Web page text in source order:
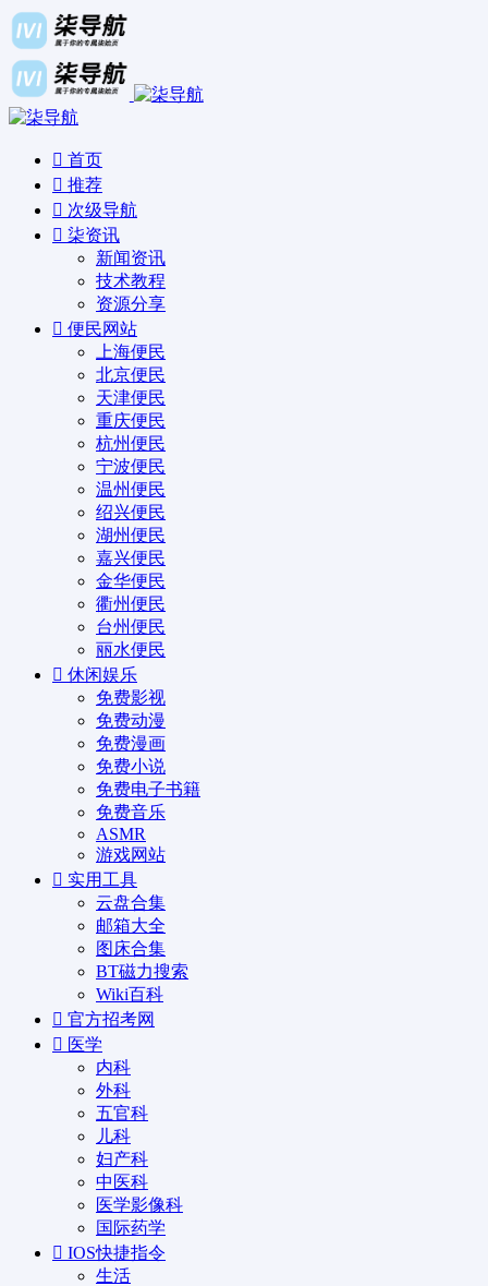
首页
推荐
次级导航
柒资讯
新闻资讯
技术教程
资源分享
便民网站
上海便民
北京便民
天津便民
重庆便民
杭州便民
宁波便民
温州便民
绍兴便民
湖州便民
嘉兴便民
金华便民
衢州便民
台州便民
丽水便民
休闲娱乐
免费影视
免费动漫
免费漫画
免费小说
免费电子书籍
免费音乐
ASMR
游戏网站
实用工具
云盘合集
邮箱大全
图床合集
BT磁力搜索
Wiki百科
官方招考网
医学
内科
外科
五官科
儿科
妇产科
中医科
医学影像科
国际药学
IOS快捷指令
生活